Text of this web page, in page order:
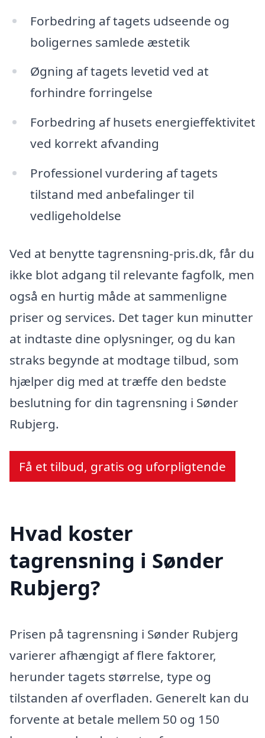
Forbedring af tagets udseende og
boligernes samlede æstetik
Øgning af tagets levetid ved at
forhindre forringelse
Forbedring af husets energieffektivitet
ved korrekt afvanding
Professionel vurdering af tagets
tilstand med anbefalinger til
vedligeholdelse
Ved at benytte tagrensning-pris.dk, får du
ikke blot adgang til relevante fagfolk, men
også en hurtig måde at sammenligne
priser og services. Det tager kun minutter
at indtaste dine oplysninger, og du kan
straks begynde at modtage tilbud, som
hjælper dig med at træffe den bedste
beslutning for din tagrensning i Sønder
Rubjerg.
Få et tilbud, gratis og uforpligtende
Hvad koster
tagrensning i Sønder
Rubjerg?
Prisen på tagrensning i Sønder Rubjerg
varierer afhængigt af flere faktorer,
herunder tagets størrelse, type og
tilstanden af overfladen. Generelt kan du
forvente at betale mellem 50 og 150